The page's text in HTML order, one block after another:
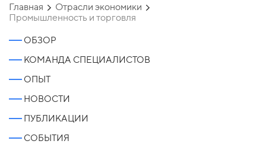
Главная
Отрасли экономики
Промышленность и торговля
ОБЗОР
КОМАНДА СПЕЦИАЛИСТОВ
ОПЫТ
НОВОСТИ
ПУБЛИКАЦИИ
СОБЫТИЯ